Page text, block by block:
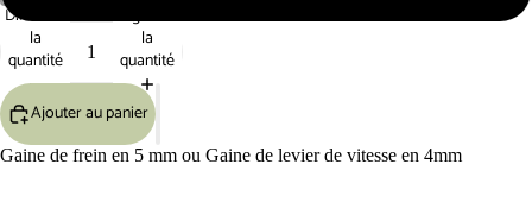
Ouvrir
l’image
en
plein
écran
Ouvrir
l’image
en
plein
écran
Ouvrir
l’image
en
plein
écran
Ouvrir
l’image
en
plein
écran
Ouvrir
l’image
en
plein
écran
Ouvrir
l’image
en
plein
écran
Ouvrir
l’image
en
plein
écran
Ouvrir
l’image
en
plein
écran
Diminuer
la
quantité
Augmenter
la
quantité
Ajouter au panier
Gaine de frein en 5 mm ou Gaine de levier de vitesse en 4mm